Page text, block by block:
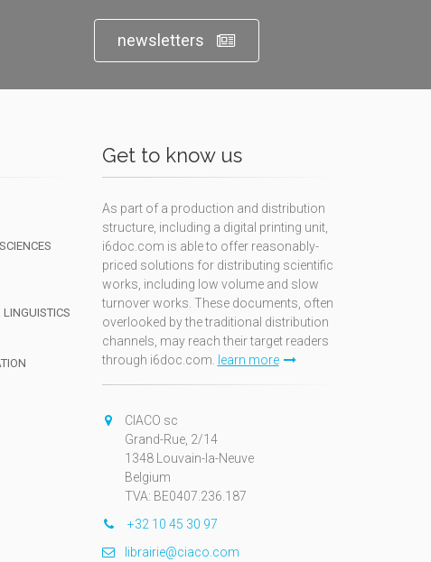
newsletters
LINGUISTICS
Get to know us
As part of a production and distribution
structure, including a digital printing unit,
i6doc.com is able to offer reasonably-
priced solutions for distributing scientific
works, including low volume and slow
turnover works. These documents, often
overlooked by the traditional distribution
channels, may reach their target readers
through i6doc.com.
learn more
CIACO sc
Grand-Rue, 2/14
1348 Louvain-la-Neuve
Belgium
TVA: BE0407.236.187
+32 10 45 30 97
librairie@ciaco.com